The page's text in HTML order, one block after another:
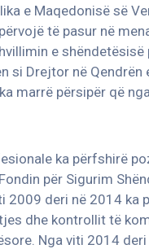
e Maqedonisë së
të pasur në
e shëndetësisë
si Drejtor në Qendrën
marrë përsipër që
ka përfshirë
për Sigurim
2009 deri në 2014 ka
dhe kontrollit të
Nga viti 2014 deri